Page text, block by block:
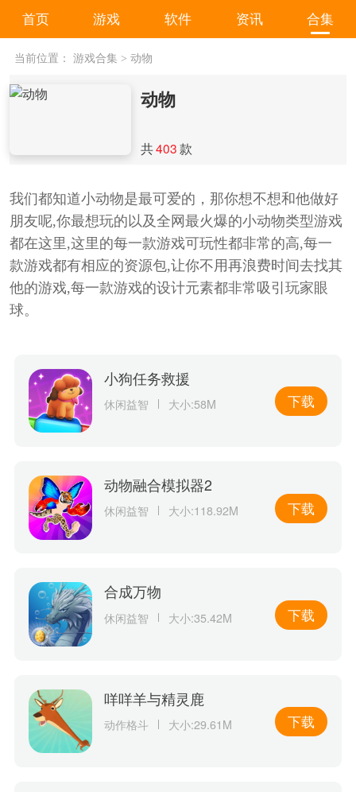
首页 游戏 软件 资讯 合集
当前位置： 游戏合集 > 动物
动物
共403款
我们都知道小动物是最可爱的，那你想不想和他做好
朋友呢,你最想玩的以及全网最火爆的小动物类型游戏
都在这里,这里的每一款游戏可玩性都非常的高,每一
款游戏都有相应的资源包,让你不用再浪费时间去找其
他的游戏,每一款游戏的设计元素都非常吸引玩家眼
球。
小狗任务救援
休闲益智 大小:58M 下载
动物融合模拟器2
休闲益智 大小:118.92M 下载
合成万物
休闲益智 大小:35.42M 下载
咩咩羊与精灵鹿
动作格斗 大小:29.61M 下载